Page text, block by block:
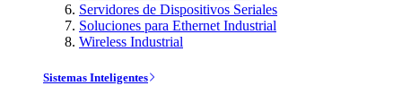
Servidores de Dispositivos Seriales
Soluciones para Ethernet Industrial
Wireless Industrial
Sistemas Inteligentes